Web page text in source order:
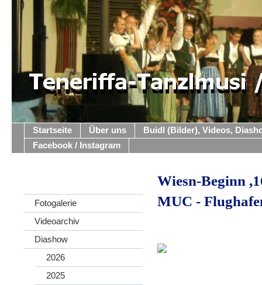
Startseite Über uns
Buidl (Bilder), Videos,
Facebook / Instagram
Fotogalerie
Videoarchiv
Diashow
2026
2025
Wiesn-Beginn
MUC -